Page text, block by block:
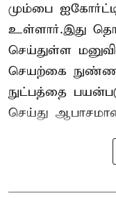
மும்பை
உள்ளார்.இது
செய்துள்ள
செயற்கை
நுட்பத்தை
செய்து